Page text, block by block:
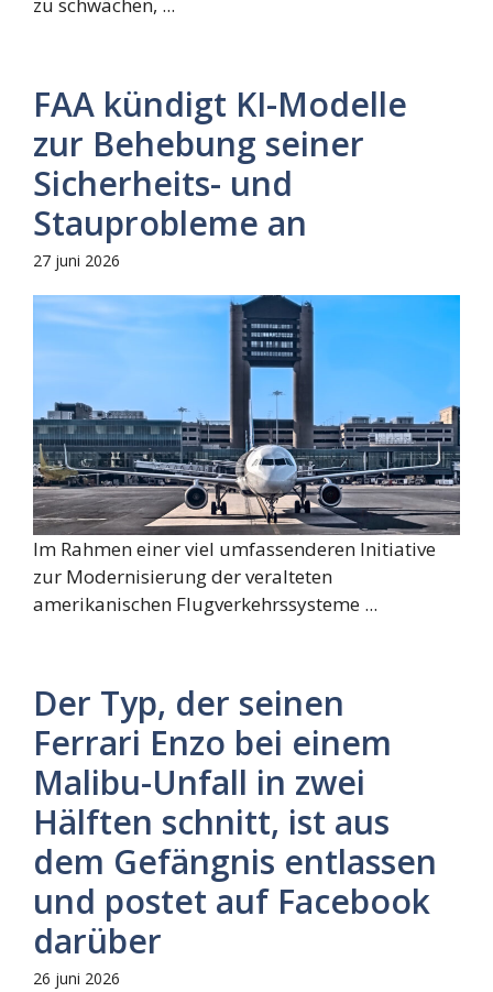
zu schwächen, ...
FAA kündigt KI-Modelle
zur Behebung seiner
Sicherheits- und
Stauprobleme an
27 juni 2026
Im Rahmen einer viel umfassenderen Initiative
zur Modernisierung der veralteten
amerikanischen Flugverkehrssysteme ...
Der Typ, der seinen
Ferrari Enzo bei einem
Malibu-Unfall in zwei
Hälften schnitt, ist aus
dem Gefängnis entlassen
und postet auf Facebook
darüber
26 juni 2026